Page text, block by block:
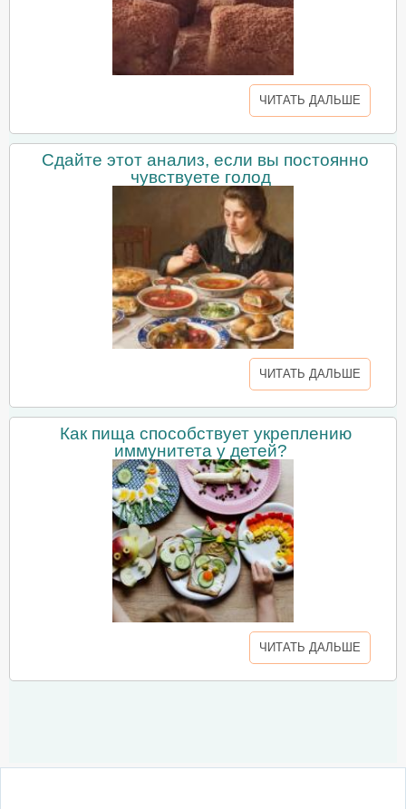
ЧИТАТЬ ДАЛЬШЕ
Сдайте этот анализ, если вы постоянно
чувствуете голод
ЧИТАТЬ ДАЛЬШЕ
Как пища способствует укреплению
иммунитета у детей?
ЧИТАТЬ ДАЛЬШЕ